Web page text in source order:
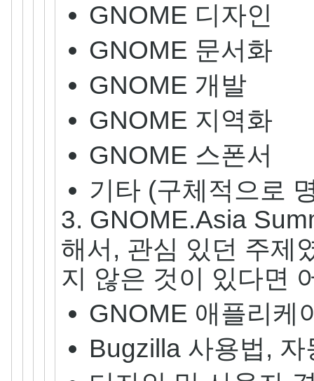
GNOME 디자인
GNOME 문서화
GNOME 개발
GNOME 지역화
GNOME 스폰서
기타 (구체적으로
3. GNOME.Asia
해서, 관심 있던 주제
지 않은 것이 있다면
GNOME 애플리케
Bugzilla 사용법,